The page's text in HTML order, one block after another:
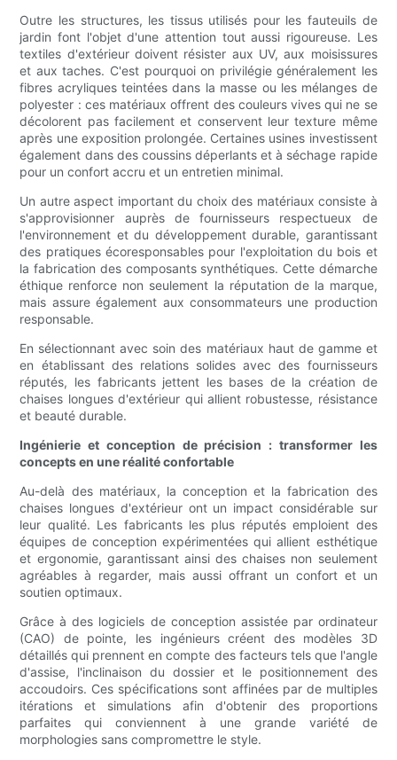
Outre les structures, les tissus utilisés pour les fauteuils de
jardin font l'objet d'une attention tout aussi rigoureuse. Les
textiles d'extérieur doivent résister aux UV, aux moisissures
et aux taches. C'est pourquoi on privilégie généralement les
fibres acryliques teintées dans la masse ou les mélanges de
polyester : ces matériaux offrent des couleurs vives qui ne se
décolorent pas facilement et conservent leur texture même
après une exposition prolongée. Certaines usines investissent
également dans des coussins déperlants et à séchage rapide
pour un confort accru et un entretien minimal.
Un autre aspect important du choix des matériaux consiste à
s'approvisionner auprès de fournisseurs respectueux de
l'environnement et du développement durable, garantissant
des pratiques écoresponsables pour l'exploitation du bois et
la fabrication des composants synthétiques. Cette démarche
éthique renforce non seulement la réputation de la marque,
mais assure également aux consommateurs une production
responsable.
En sélectionnant avec soin des matériaux haut de gamme et
en établissant des relations solides avec des fournisseurs
réputés, les fabricants jettent les bases de la création de
chaises longues d'extérieur qui allient robustesse, résistance
et beauté durable.
Ingénierie et conception de précision : transformer les
concepts en une réalité confortable
Au-delà des matériaux, la conception et la fabrication des
chaises longues d'extérieur ont un impact considérable sur
leur qualité. Les fabricants les plus réputés emploient des
équipes de conception expérimentées qui allient esthétique
et ergonomie, garantissant ainsi des chaises non seulement
agréables à regarder, mais aussi offrant un confort et un
soutien optimaux.
Grâce à des logiciels de conception assistée par ordinateur
(CAO) de pointe, les ingénieurs créent des modèles 3D
détaillés qui prennent en compte des facteurs tels que l'angle
d'assise, l'inclinaison du dossier et le positionnement des
accoudoirs. Ces spécifications sont affinées par de multiples
itérations et simulations afin d'obtenir des proportions
parfaites qui conviennent à une grande variété de
morphologies sans compromettre le style.